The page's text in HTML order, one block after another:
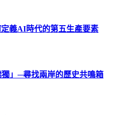
義AI時代的第五生產要素
」─尋找兩岸的歷史共鳴箱